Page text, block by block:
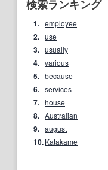
検索ランキング
1. employee
2. use
3. usually
4. various
5. because
6. services
7. house
8. Australian
9. august
10.Katakame